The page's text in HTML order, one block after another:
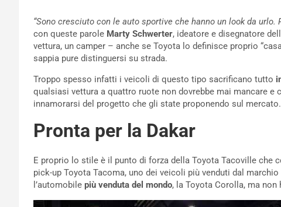
“Sono cresciuto con le auto sportive che hanno un look da
con queste parole Marty Schwerter, ideatore e disegnatore
vettura, un camper – anche se Toyota lo definisce proprio
sappia pure distinguersi su strada.
Troppo spesso infatti i veicoli di questo tipo sacrificano tutto
qualsiasi vettura a quattro ruote non dovrebbe mai mancare e
innamorarsi del progetto che gli state proponendo sul mercato.
Pronta per la Dakar
E proprio lo stile è il punto di forza della Toyota Tacoville che
pick-up Toyota Tacoma, uno dei veicoli più venduti dal
l’automobile più venduta del mondo, la Toyota Corolla, ma